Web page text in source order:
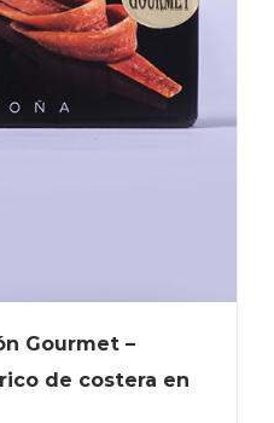
Gourmet –
de costera en